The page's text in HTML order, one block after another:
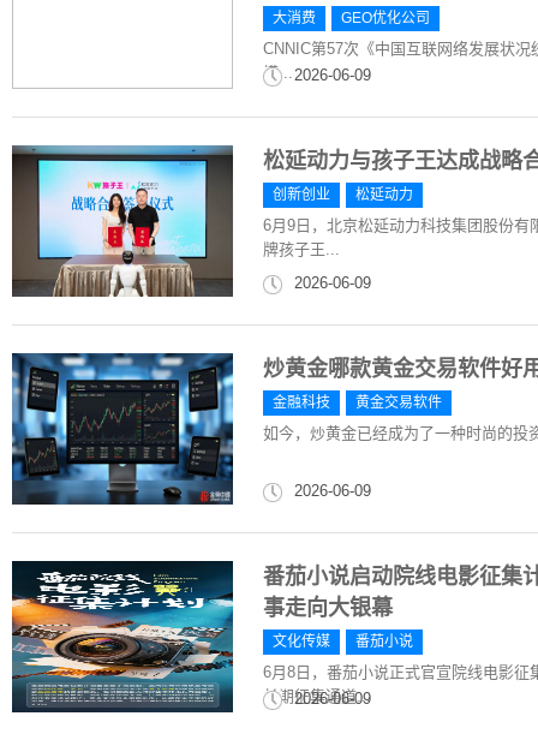
大消费 GEO优化公司
CNNIC第57次《中国互联网络发展状
模...2026-06-09
松延动力与孩子王达成战略
创新创业 松延动力
6月9日，北京松延动力科技集团股份有
牌孩子王...
2026-06-09
炒黄金哪款黄金交易软件好
金融科技 黄金交易软件
如今，炒黄金已经成为了一种时尚的投
2026-06-09
番茄小说启动院线电影征集
事走向大银幕
文化传媒 番茄小说
6月8日，番茄小说正式官宣院线电影
长期征集通道...
2026-06-09